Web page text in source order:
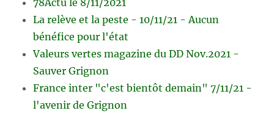
78Actu le 8/11/2021
La relève et la peste - 10/11/21 - Aucun
bénéfice pour l'état
Valeurs vertes magazine du DD Nov.2021 -
Sauver Grignon
France inter "c'est bientôt demain" 7/11/21 -
l'avenir de Grignon